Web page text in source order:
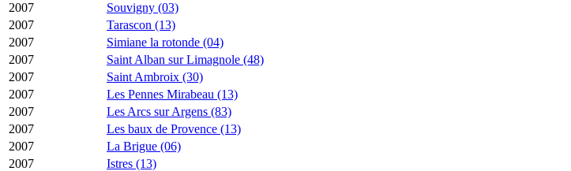
2007
Souvigny (03)
2007
Tarascon (13)
2007
Simiane la rotonde (04)
2007
Saint Alban sur Limagnole (48)
2007
Saint Ambroix (30)
2007
Les Pennes Mirabeau (13)
2007
Les Arcs sur Argens (83)
2007
Les baux de Provence (13)
2007
La Brigue (06)
2007
Istres (13)